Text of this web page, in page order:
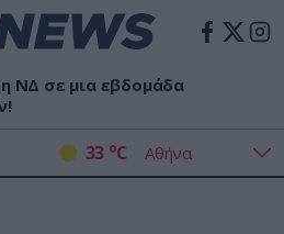
ΝΔ σε μια εβδομάδα
33 oC